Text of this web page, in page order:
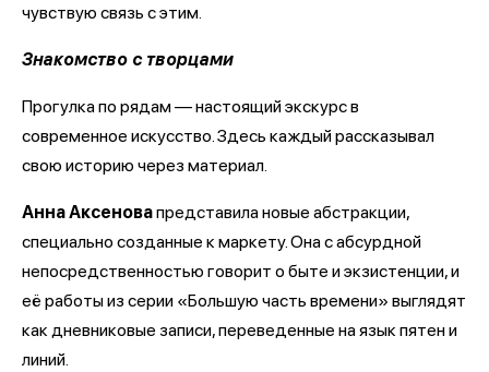
чувствую связь с этим.
Знакомство с творцами
Прогулка по рядам — настоящий экскурс в
современное искусство. Здесь каждый рассказывал
свою историю через материал.
Анна Аксеновапредставила новые абстракции,
специально созданные к маркету. Она с абсурдной
непосредственностью говорит о быте и экзистенции, и
её работы из серии «Большую часть времени» выглядят
как дневниковые записи, переведенные на язык пятен и
линий.